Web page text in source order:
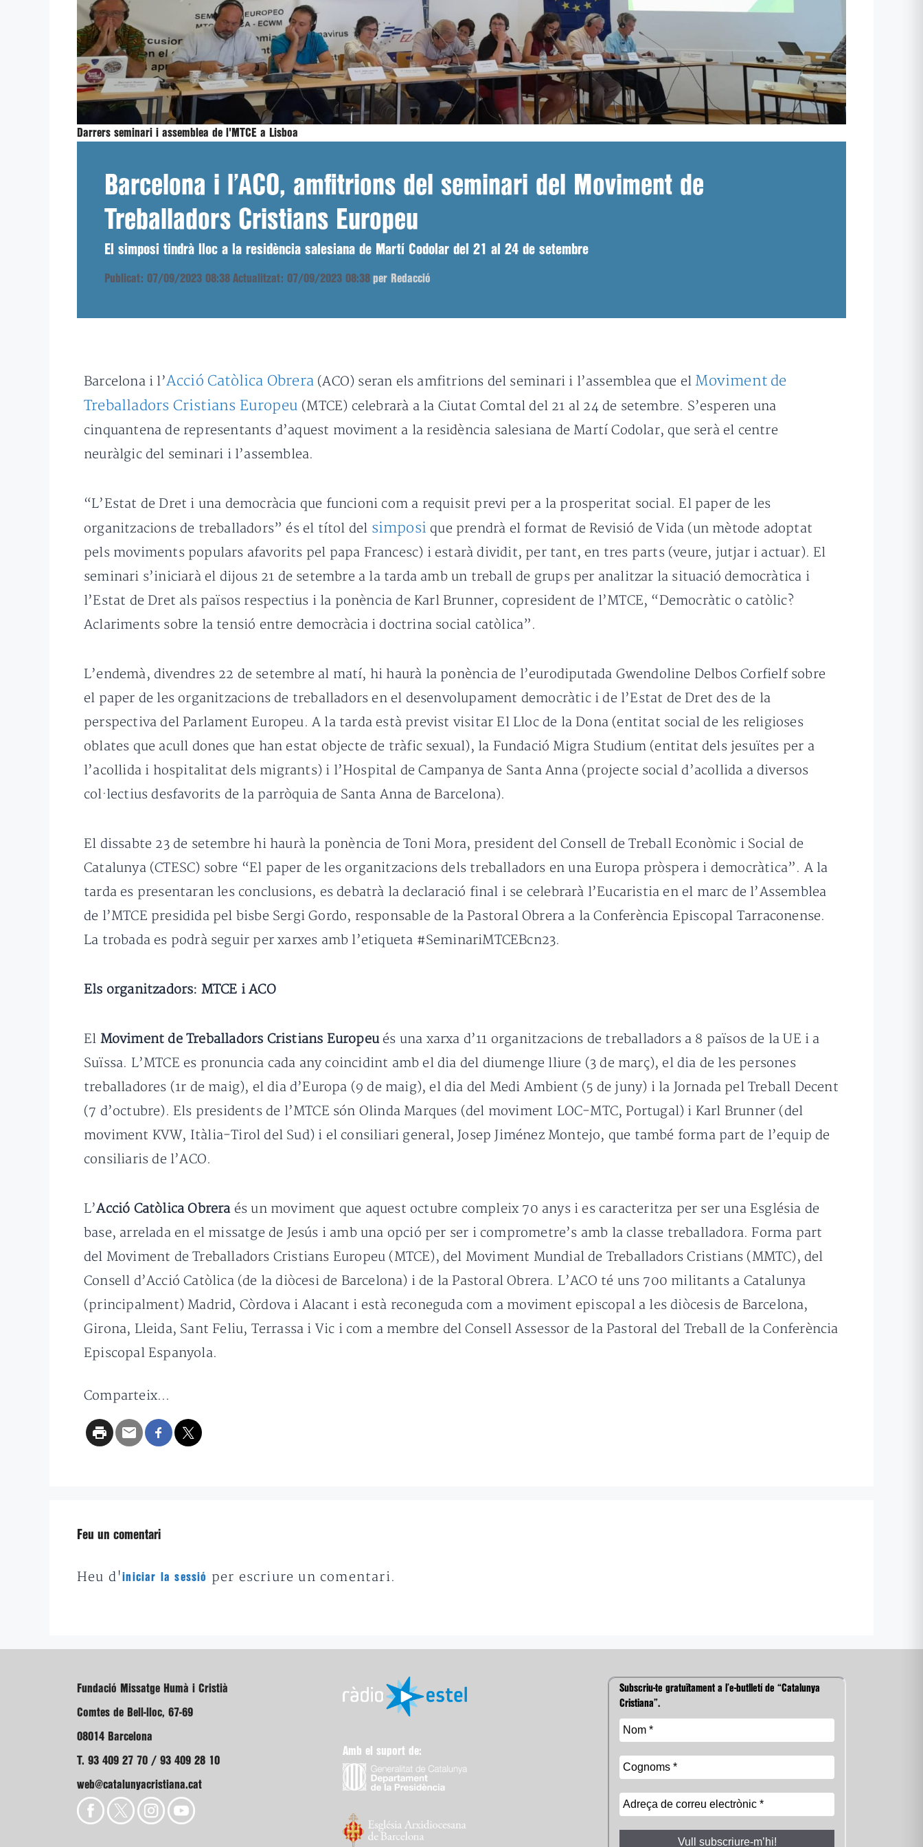
Darrers seminari i assemblea de l'MTCE a Lisboa
Barcelona i l’ACO, amfitrions del seminari del Moviment de
Treballadors Cristians Europeu
El simposi tindrà lloc a la residència salesiana de Martí Codolar del 21 al 24 de setembre
Publicat: 07/09/2023 08:38 Actualitzat: 07/09/2023 08:38 per Redacció
Barcelona i l’Acció Catòlica Obrera (ACO) seran els amfitrions del seminari i l’assemblea que elMoviment de
Treballadors Cristians Europeu (MTCE) celebrarà a la Ciutat Comtal del 21 al 24 de setembre. S’esperen una
cinquantena de representants d’aquest moviment a la residència salesiana de Martí Codolar, que serà el centre
neuràlgic del seminari i l’assemblea.
“L’Estat de Dret i una democràcia que funcioni com a requisit previ per a la prosperitat social. El paper de les
organitzacions de treballadors” és el títol del simposi que prendrà el format de Revisió de Vida (un mètode adoptat
pels moviments populars afavorits pel papa Francesc) i estarà dividit, per tant, en tres parts (veure, jutjar i actuar). El
seminari s’iniciarà el dijous 21 de setembre a la tarda amb un treball de grups per analitzar la situació democràtica i
l’Estat de Dret als països respectius i la ponència de Karl Brunner, copresident de l’MTCE, “Democràtic o catòlic?
Aclariments sobre la tensió entre democràcia i doctrina social catòlica”.
L’endemà, divendres 22 de setembre al matí, hi haurà la ponència de l’eurodiputada Gwendoline Delbos Corfielf sobre
el paper de les organitzacions de treballadors en el desenvolupament democràtic i de l’Estat de Dret des de la
perspectiva del Parlament Europeu. A la tarda està previst visitar El Lloc de la Dona (entitat social de les religioses
oblates que acull dones que han estat objecte de tràfic sexual), la Fundació Migra Studium (entitat dels jesuïtes per a
l’acollida i hospitalitat dels migrants) i l’Hospital de Campanya de Santa Anna (projecte social d’acollida a diversos
col·lectius desfavorits de la parròquia de Santa Anna de Barcelona).
El dissabte 23 de setembre hi haurà la ponència de Toni Mora, president del Consell de Treball Econòmic i Social de
Catalunya (CTESC) sobre “El paper de les organitzacions dels treballadors en una Europa pròspera i democràtica”. A la
tarda es presentaran les conclusions, es debatrà la declaració final i se celebrarà l’Eucaristia en el marc de l’Assemblea
de l’MTCE presidida pel bisbe Sergi Gordo, responsable de la Pastoral Obrera a la Conferència Episcopal Tarraconense.
La trobada es podrà seguir per xarxes amb l’etiqueta #SeminariMTCEBcn23.
Els organitzadors: MTCE i ACO
El Moviment de Treballadors Cristians Europeués una xarxa d’11 organitzacions de treballadors a 8 països de la UE i a
Suïssa. L’MTCE es pronuncia cada any coincidint amb el dia del diumenge lliure (3 de març), el dia de les persones
treballadores (1r de maig), el dia d’Europa (9 de maig), el dia del Medi Ambient (5 de juny) i la Jornada pel Treball Decent
(7 d’octubre). Els presidents de l’MTCE són Olinda Marques (del moviment LOC-MTC, Portugal) i Karl Brunner (del
moviment KVW, Itàlia-Tirol del Sud) i el consiliari general, Josep Jiménez Montejo, que també forma part de l’equip de
consiliaris de l’ACO.
L’Acció Catòlica Obreraés un moviment que aquest octubre compleix 70 anys i es caracteritza per ser una Església de
base, arrelada en el missatge de Jesús i amb una opció per ser i comprometre’s amb la classe treballadora. Forma part
del Moviment de Treballadors Cristians Europeu (MTCE), del Moviment Mundial de Treballadors Cristians (MMTC), del
Consell d’Acció Catòlica (de la diòcesi de Barcelona) i de la Pastoral Obrera. L’ACO té uns 700 militants a Catalunya
(principalment) Madrid, Còrdova i Alacant i està reconeguda com a moviment episcopal a les diòcesis de Barcelona,
Girona, Lleida, Sant Feliu, Terrassa i Vic i com a membre del Consell Assessor de la Pastoral del Treball de la Conferència
Episcopal Espanyola.
Comparteix...
Feu un comentari
Heu d'iniciar la sessió per escriure un comentari.
Fundació Missatge Humà i Cristià
Comtes de Bell-lloc, 67-69
08014 Barcelona
T. 93 409 27 70 / 93 409 28 10
web@catalunyacristiana.cat
Amb el suport de:
Subscriu-te gratuïtament a l’e-butlletí de “Catalunya
Cristiana”.